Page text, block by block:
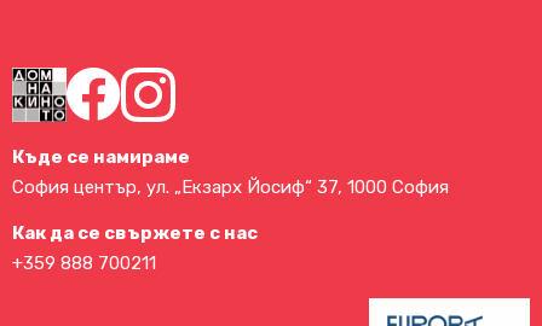
Къде се намираме
София център, ул. „Екзарх Йосиф“ 37, 1000 София
Как да се свържете с нас
+359 888 700211